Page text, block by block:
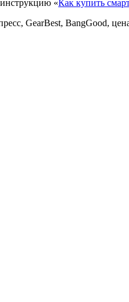
«Как купить
GearBest, BangGood,